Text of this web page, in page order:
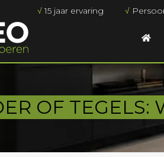
√15 jaar ervaring √
OF TEGELS: